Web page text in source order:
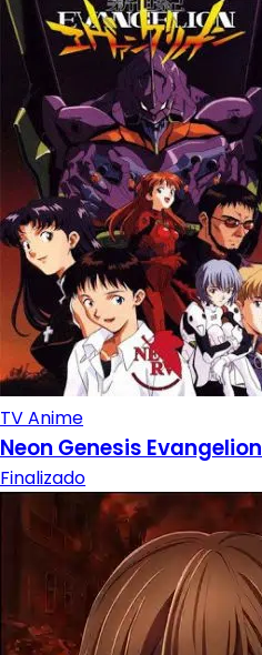
TV Anime
Neon Genesis Evangelion
Finalizado